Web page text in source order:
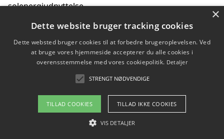
solenergiudnyttelse
Hvordan du får svar på energispørgsmål om
vedvarende energikilder
Om / kontakt
Blog Betingelser
×
Dette website bruger tracking cookies
Dette websted bruger cookies til at forbedre brugeroplevelsen. Ved
at bruge vores hjemmeside accepterer du alle cookies i
overensstemmelse med vores cookiepolitik. Detaljer
STRENGT NØDVENDIGE
TILLAD COOKIES TILLAD IKKE COOKIES
VIS DETALJER